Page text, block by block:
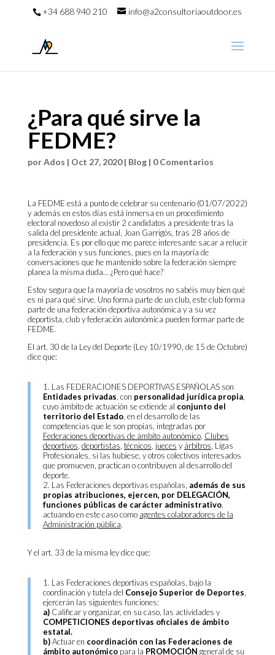
+34 688 940 210 info@a2consultoriaoutdoor.es
¿Para qué sirve la
FEDME?
porAdos | Oct 27, 2020| Blog| 0 Comentarios
La FEDME está a punto de celebrar su centenario (01/07/2022)
y además en estos días está inmersa en un procedimiento
electoral novedoso al existir 2 candidatos a presidente tras la
salida del presidente actual, Joan Garrigós, tras 28 años de
presidencia. Es por ello que me parece interesante sacar a relucir
a la federación y sus funciones, pues en la mayoría de
conversaciones que he mantenido sobre la federación siempre
planea la misma duda… ¿Pero qué hace?
Estoy segura que la mayoría de vosotros no sabéis muy bien qué
es ni para qué sirve. Uno forma parte de un club, este club forma
parte de una federación deportiva autonómica y a su vez
deportista, club y federación autonómica pueden formar parte de
FEDME.
El art. 30 de la Ley del Deporte (Ley 10/1990, de 15 de Octubre)
dice que:
1. Las FEDERACIONES DEPORTIVAS ESPAÑOLAS son
Entidades privadas , con personalidad jurídica propia,
cuyo ámbito de actuación se extiende al conjunto del
territorio del Estado, en el desarrollo de las
competencias que le son propias, integradas por
Federaciones deportivas de ámbito autonómico, Clubes
deportivos deportistas técnicos jueces y árbitros , Ligas
Profesionales, si las hubiese, y otros colectivos interesados
que promueven, practican o contribuyen al desarrollo del
deporte.
2. Las Federaciones deportivas españolas, además de sus
propias atribuciones, ejercen, por DELEGACIÓN,
funciones públicas de carácter administrativo,
actuando en este caso como agentes colaboradores de la
Administración pública.
Y el art. 33 de la misma ley dice que:
1. Las Federaciones deportivas españolas, bajo la
coordinación y tutela del Consejo Superior de Deportes
ejercerán las siguientes funciones:
a)Calificar y organizar, en su caso, las actividades y
COMPETICIONES deportivas oficiales de ámbito
estatal.
b)Actuar en coordinación con las Federaciones de
ámbito autonómicopara la PROMOCIÓN general de su